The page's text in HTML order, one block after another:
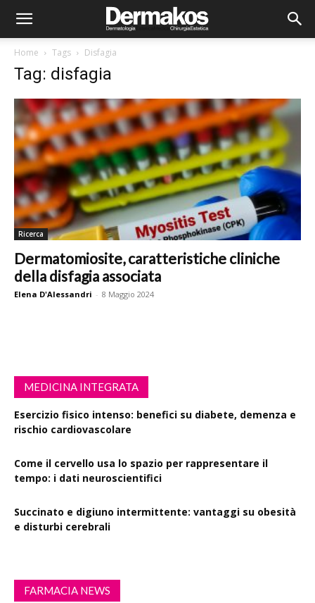
Home Tags Disfagia
Tag: disfagia
Ricerca
Dermatomiosite, caratteristiche cliniche
della disfagia associata
Elena D'Alessandri - 8 Maggio 2024
MEDICINA INTEGRATA
Esercizio fisico intenso: benefici su diabete, demenza e
rischio cardiovascolare
Come il cervello usa lo spazio per rappresentare il
tempo: i dati neuroscientifici
Succinato e digiuno intermittente: vantaggi su obesità
e disturbi cerebrali
FARMACIA NEWS